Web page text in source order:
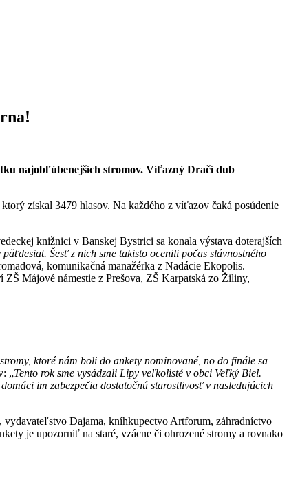
najobľúbenejších stromov. Víťazný Dračí dub
získal 3479 hlasov. Na každého z víťazov čaká posúdenie
knižnici v Banskej Bystrici sa konala výstava doterajších
Šesť z nich sme takisto ocenili počas slávnostného
komunikačná manažérka z Nadácie Ekopolis.
Májové námestie z Prešova, ZŠ Karpatská zo Žiliny,
ktoré nám boli do ankety nominované, no do finále sa
„Tento rok sme vysádzali Lipy veľkolisté v obci Veľký Biel.
im zabezpečia dostatočnú starostlivosť v nasledujúcich
Dajama, kníhkupectvo Artforum, záhradníctvo
je upozorniť na staré, vzácne či ohrozené stromy a rovnako